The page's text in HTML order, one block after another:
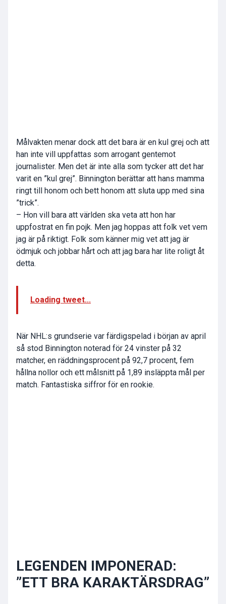
Målvakten menar dock att det bara är en kul grej och att
han inte vill uppfattas som arrogant gentemot
journalister. Men det är inte alla som tycker att det har
varit en ”kul grej”. Binnington berättar att hans mamma
ringt till honom och bett honom att sluta upp med sina
”trick”.
– Hon vill bara att världen ska veta att hon har
uppfostrat en fin pojk. Men jag hoppas att folk vet vem
jag är på riktigt. Folk som känner mig vet att jag är
ödmjuk och jobbar hårt och att jag bara har lite roligt åt
detta.
Loading tweet...
När NHL:s grundserie var färdigspelad i början av april
så stod Binnington noterad för 24 vinster på 32
matcher, en räddningsprocent på 92,7 procent, fem
hållna nollor och ett målsnitt på 1,89 insläppta mål per
match. Fantastiska siffror för en rookie.
LEGENDEN IMPONERAD:
”ETT BRA KARAKTÄRSDRAG”